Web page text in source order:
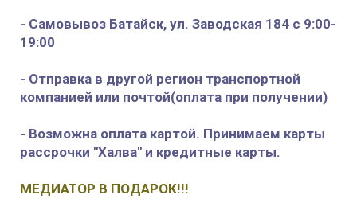
- Самовывоз Батайск, ул. Заводская 184 с 9:00-
19:00
- Отправка в другой регион транспортной
компанией или почтой(оплата при получении)
- Возможна оплата картой. Принимаем карты
рассрочки "Халва" и кредитные карты.
МЕДИАТОР В ПОДАРОК!!!